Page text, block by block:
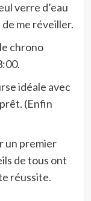
verre d’eau
me réveiller.
chrono
idéale avec
(Enfin
un premier
de tous ont
réussite.